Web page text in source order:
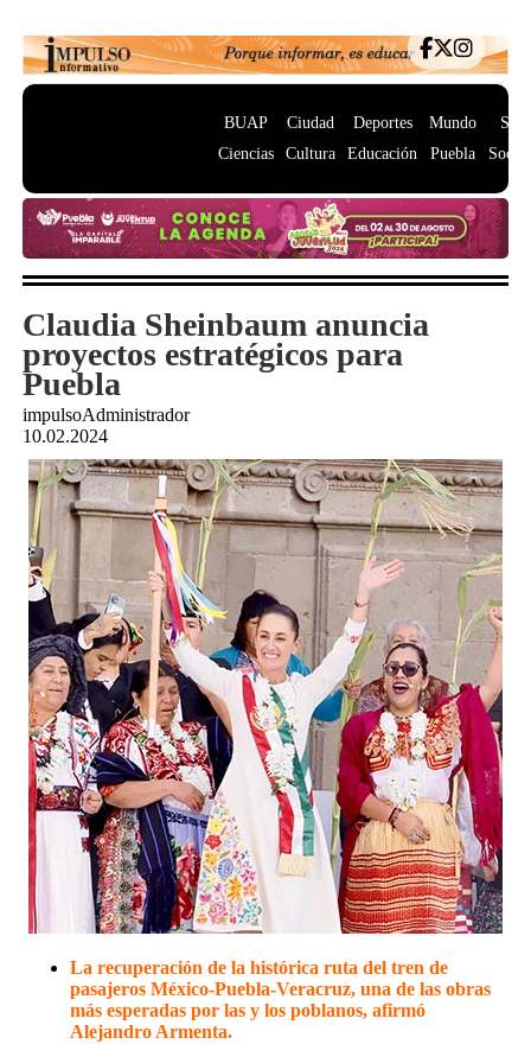
BUAP
Ciencias
Ciudad
Cultura
Deportes
Educación
Mundo
Puebla
Claudia Sheinbaum anuncia
proyectos estratégicos para
Puebla
impulsoAdministrador
10.02.2024
La recuperación de la histórica ruta del tren de
pasajeros México-Puebla-Veracruz, una de las obras
más esperadas por las y los poblanos, afirmó
Alejandro Armenta.